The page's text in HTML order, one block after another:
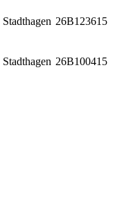
Stadthagen 26B123615
Stadthagen 26B100415